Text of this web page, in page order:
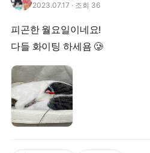
2023.07.17 · 조회 36
피곤한 월요일이네요!
다들 화이팅 하세욤 🥲